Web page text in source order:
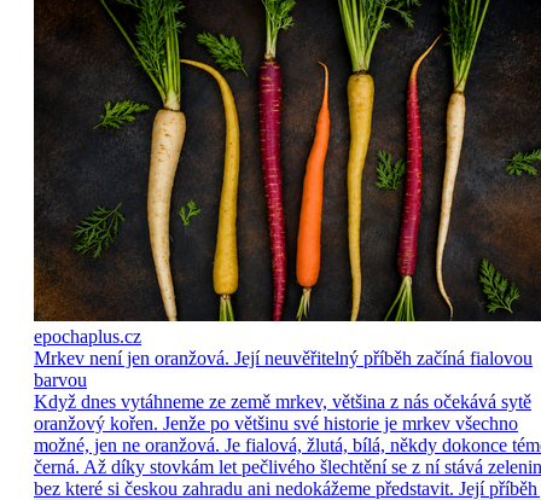
epochaplus.cz
Mrkev není jen oranžová. Její neuvěřitelný příběh začíná fialovou
barvou
Když dnes vytáhneme ze země mrkev, většina z nás očekává sytě
oranžový kořen. Jenže po většinu své historie je mrkev všechno
možné, jen ne oranžová. Je fialová, žlutá, bílá, někdy dokonce
černá. Až díky stovkám let pečlivého šlechtění se z ní stává
bez které si českou zahradu ani nedokážeme představit. Její příběh